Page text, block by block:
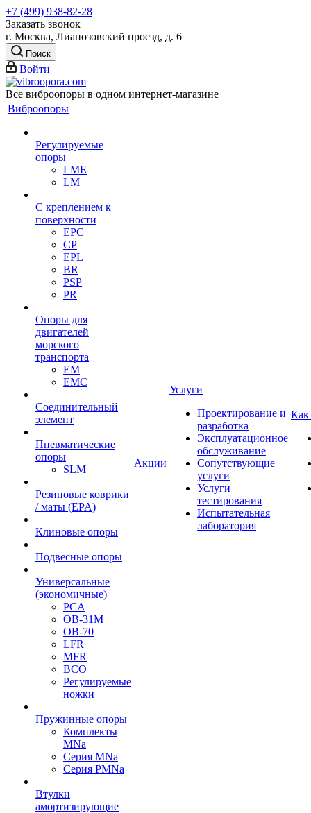
+7 (499) 938-82-28
Заказать звонок
г. Москва, Лианозовский проезд, д. 6
Поиск
Войти
Все виброопоры в одном интернет-магазине
Виброопоры
Регулируемые
опоры
LME
LM
С креплением к
поверхности
EPC
CP
EPL
BR
PSP
PR
Опоры для
двигателей
морского
транспорта
EM
EMC
Cоединительный
элемент
Пневматические
опоры
SLM
Резиновые коврики
/ маты (EPA)
Клиновые опоры
Подвесные опоры
Универсальные
(экономичные)
PCA
ОВ-31М
OB-70
LFR
MFR
ВСО
Регулируемые
ножки
Пружинные опоры
Комплекты
MNa
Серия MNa
Серия PMNa
Втулки
амортизирующие
Акции
Услуги
Проектирование и
разработка
Эксплуатационное
обслуживание
Сопутствующие
услуги
Услуги
тестирования
Испытательная
лаборатория
Как